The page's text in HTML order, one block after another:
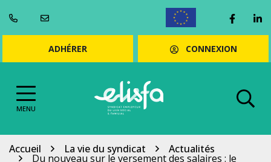
au
contenu
Lien
ADHÉRER CONNEXION
MENU
Accueil La vie du syndicat Actualités
Du nouveau sur le versement des salaires : le